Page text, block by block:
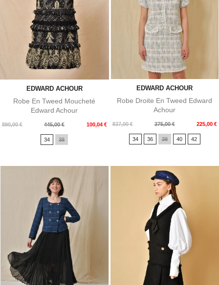
EDWARD ACHOUR
Robe En Tweed Moucheté
Edward Achour
890,00 €
Prix
445,00 € 100,04 €
Prix
34 38
EDWARD ACHOUR
Robe Droite En Tweed Edward
Achour
837,00 €
Prix
375,00 € 225,00 €
Prix
34 36 38 40 42